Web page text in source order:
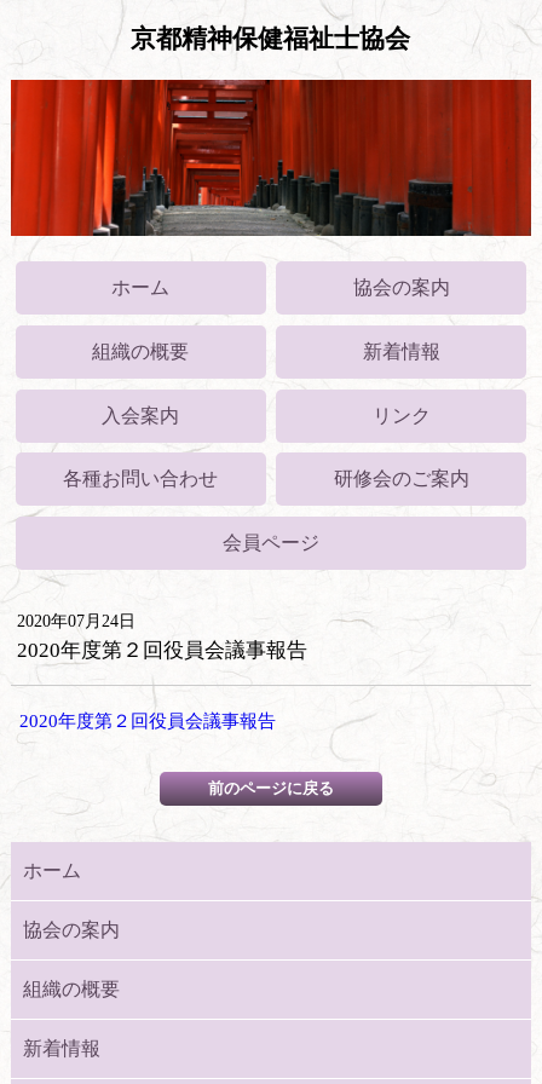
京都精神保健福祉士協会
ホーム 協会の案内
組織の概要 新着情報
入会案内 リンク
各種お問い合わせ 研修会のご案内
会員ページ
2020年07月24日
2020年度第２回役員会議事報告
2020年度第２回役員会議事報告
ホーム
協会の案内
組織の概要
新着情報